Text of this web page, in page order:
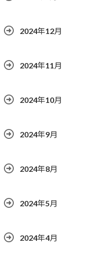
2024年12月
2024年11月
2024年10月
2024年9月
2024年8月
2024年5月
2024年4月